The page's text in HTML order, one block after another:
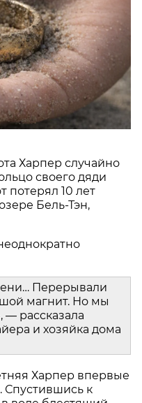
Харпер случайно
своего дяди
потерял 10 лет
Бель-Тэн,
Перерывали
магнит. Но мы
— рассказала
и хозяйка дома
Харпер впервые
Спустившись к